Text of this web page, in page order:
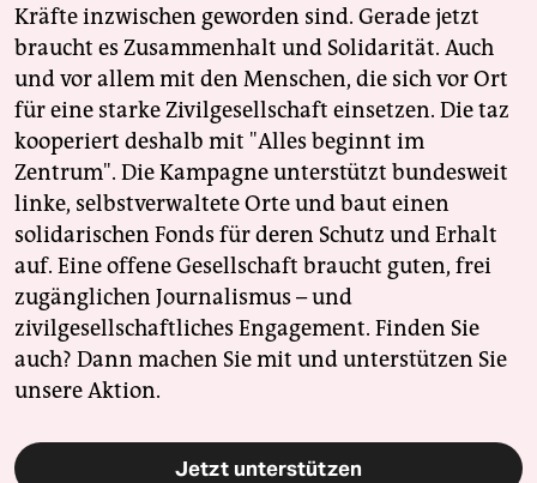
Kräfte inzwischen geworden sind. Gerade jetzt
braucht es Zusammenhalt und Solidarität. Auch
und vor allem mit den Menschen, die sich vor Ort
für eine starke Zivilgesellschaft einsetzen. Die taz
kooperiert deshalb mit "Alles beginnt im
Zentrum". Die Kampagne unterstützt bundesweit
linke, selbstverwaltete Orte und baut einen
solidarischen Fonds für deren Schutz und Erhalt
auf. Eine offene Gesellschaft braucht guten, frei
zugänglichen Journalismus – und
zivilgesellschaftliches Engagement. Finden Sie
auch? Dann machen Sie mit und unterstützen Sie
unsere Aktion.
Jetzt unterstützen